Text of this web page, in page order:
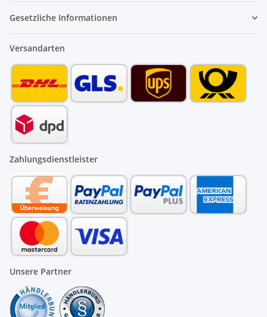
Gesetzliche Informationen
Versandarten
Zahlungsdienstleister
Unsere Partner